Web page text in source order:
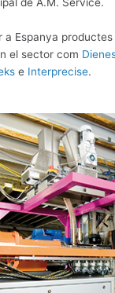
de A.M. Service.
a Espanya productes
el sector com
e Interprecise.